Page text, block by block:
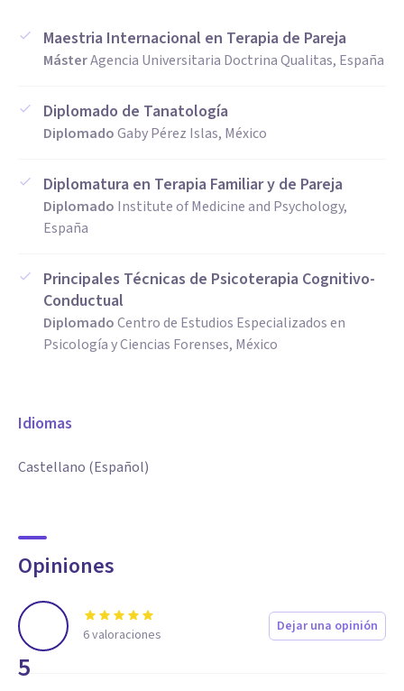
Maestria Internacional en Terapia de Pareja
MásterAgencia Universitaria Doctrina Qualitas, España
Diplomado de Tanatología
DiplomadoGaby Pérez Islas, México
Diplomatura en Terapia Familiar y de Pareja
Diplomado Institute of Medicine and Psychology,
España
Principales Técnicas de Psicoterapia Cognitivo-
Conductual
DiplomadoCentro de Estudios Especializados en
Psicología y Ciencias Forenses, México
Idiomas
Castellano (Español)
Opiniones
5
6valoraciones Dejar una opinión